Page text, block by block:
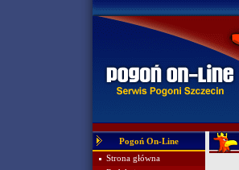
Pogoń On-Line
Strona główna